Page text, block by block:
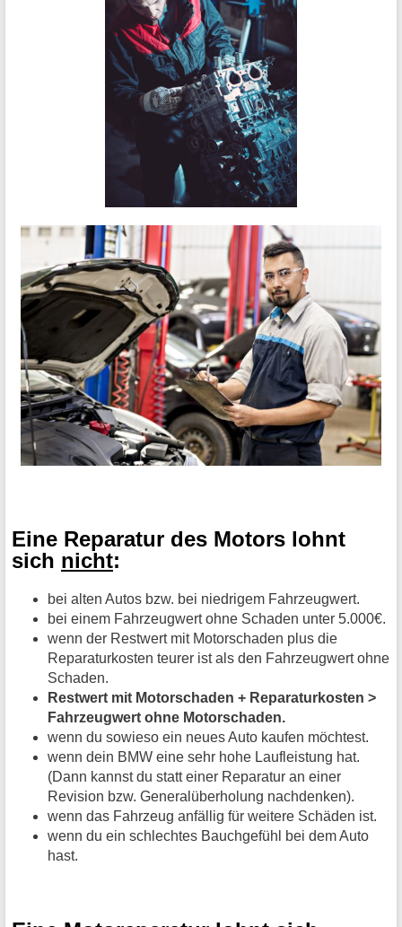
Eine Reparatur des Motors lohnt
sich nicht:
bei alten Autos bzw. bei niedrigem Fahrzeugwert.
bei einem Fahrzeugwert ohne Schaden unter 5.000€.
wenn der Restwert mit Motorschaden plus die
Reparaturkosten teurer ist als den Fahrzeugwert ohne
Schaden.
Restwert mit Motorschaden + Reparaturkosten >
Fahrzeugwert ohne Motorschaden.
wenn du sowieso ein neues Auto kaufen möchtest.
wenn dein BMW eine sehr hohe Laufleistung hat.
(Dann kannst du statt einer Reparatur an einer
Revision bzw. Generalüberholung nachdenken).
wenn das Fahrzeug anfällig für weitere Schäden ist.
wenn du ein schlechtes Bauchgefühl bei dem Auto
hast.